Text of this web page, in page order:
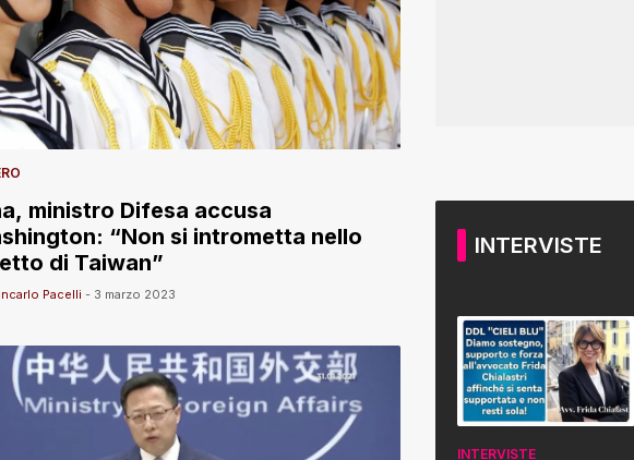
ministro Difesa accusa
“Non si intrometta nello
di Taiwan”
Pacelli - 3 marzo 2023
INTERVISTE
INTERVISTE